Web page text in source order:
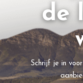
de
Schrijf je in